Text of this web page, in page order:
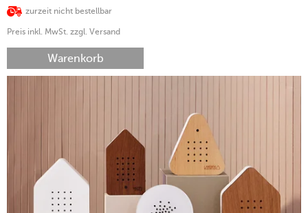
zurzeit nicht bestellbar
Preis inkl. MwSt. zzgl. Versand
Warenkorb